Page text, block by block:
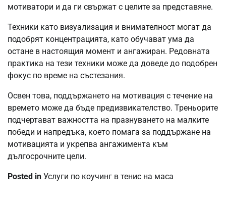
мотиватори и да ги свържат с целите за представяне.
Техники като визуализация и внимателност могат да
подобрят концентрацията, като обучават ума да
остане в настоящия момент и ангажиран. Редовната
практика на тези техники може да доведе до подобрен
фокус по време на състезания.
Освен това, поддържането на мотивация с течение на
времето може да бъде предизвикателство. Треньорите
подчертават важността на празнуването на малките
победи и напредъка, което помага за поддържане на
мотивацията и укрепва ангажимента към
дългосрочните цели.
Posted in Услуги по коучинг в тенис на маса